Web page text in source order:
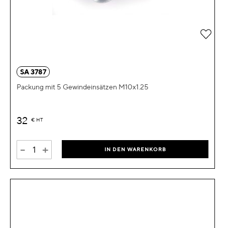
SA 3787
Packung mit 5 Gewindeinsätzen M10x1.25
32 € HT
- + IN DEN WARENKORB
Zur